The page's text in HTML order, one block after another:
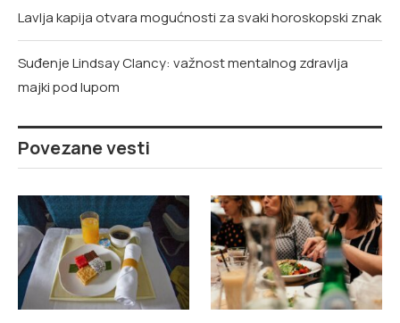
Lavlja kapija otvara mogućnosti za svaki horoskopski znak
Suđenje Lindsay Clancy: važnost mentalnog zdravlja
majki pod lupom
Povezane vesti